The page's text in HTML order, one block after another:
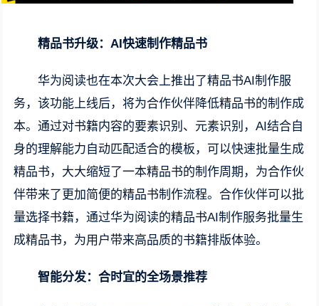
精品书升级：AI快速制作精品书
华为阅读也在本次大会上推出了精品书AI制作服
务，该功能上线后，将为合作伙伴降低精品书的制作成
本。通过对书籍内容的要素识别、元素识别，AI结合自
身的理解能力自动匹配适合的模板，可以快速批量生成
精品书，大大缩短了一本精品书的制作周期，为合作伙
伴带来了更加简便的精品书制作流程。合作伙伴可以批
量选择书籍，通过华为阅读的精品书AI制作服务批量生
成精品书，为用户带来高品质的书籍排版体验。
智能分发：合时宜的全场景推荐